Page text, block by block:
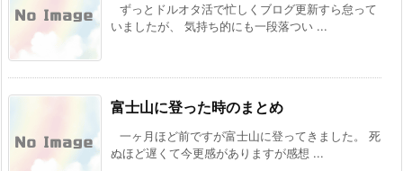
ずっとドルオタ活で忙しくブログ更新すら怠って
いましたが、 気持ち的にも一段落つい ...
富士山に登った時のまとめ
一ヶ月ほど前ですが富士山に登ってきました。 死
ぬほど遅くて今更感がありますが感想 ...